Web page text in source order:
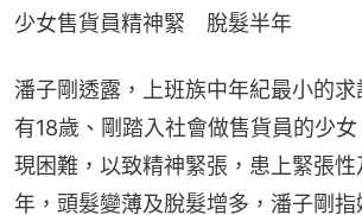
少女售貨員精神緊　脫髮半年
潘子剛透露，上班族中年紀最小的
有18歲、剛踏入社會做售貨員的少
現困難，以致精神緊張，患上緊張
年，頭髮變薄及脫髮增多，潘子剛